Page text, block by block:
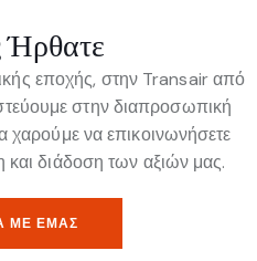
εποχής, στην Transair από
στην διαπροσωπική
να επικοινωνήσετε
διάδοση των αξιών μας.
ΜΕ ΕΜΆΣ